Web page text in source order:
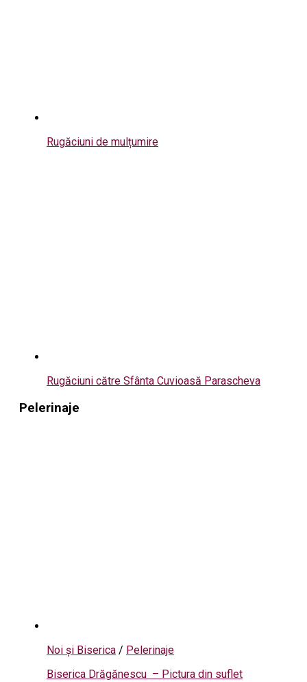
Rugăciuni de mulțumire
Rugăciuni către Sfânta Cuvioasă Parascheva
Pelerinaje
Noi și Biserica / Pelerinaje
Biserica Drăgănescu – Pictura din suflet